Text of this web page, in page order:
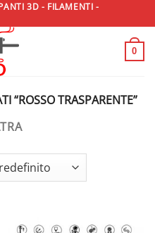
3D - FILAMENTI -
0
“ROSSO TRASPARENTE”